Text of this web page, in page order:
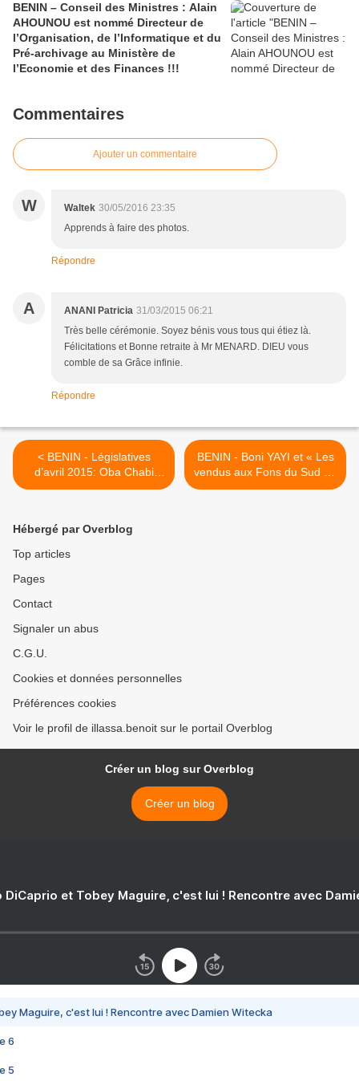
BENIN – Conseil des Ministres : Alain
AHOUNOU est nommé Directeur de
l’Organisation, de l’Informatique et du
Pré-archivage au Ministère de
l’Economie et des Finances !!!
Commentaires
Ajouter un commentaire
W Waltek 30/05/2016 23:35
Apprends à faire des photos.
Répondre
A ANANI Patricia 31/03/2015 06:21
Très belle cérémonie. Soyez bénis vous tous qui étiez là.
Félicitations et Bonne retraite à Mr MENARD. DIEU vous
comble de sa Grâce infinie.
Répondre
< BENIN - Législatives
d’avril 2015: Oba Chabi
Denis et Chabi Félicien
liste Alliance "Soleil" de
l’opposition dans la 10ème
Ouèssè, Toui et Kilibo !!!
BENIN - Boni YAYI et « Les
vendus aux Fons du Sud » :
Puisque YAYI est devenu
Hébergé par Overblog
Top articles
Pages
Contact
Signaler un abus
C.G.U.
Cookies et données personnelles
Préférences cookies
Voir le profil de illassa.benoit sur le portail Overblog
Créer un blog sur Overblog
Créer un blog
DiCaprio et Tobey Maguire, c'est lui ! Rencontre avec
Maguire, c'est lui ! Rencontre avec Damien Witecka
6
5